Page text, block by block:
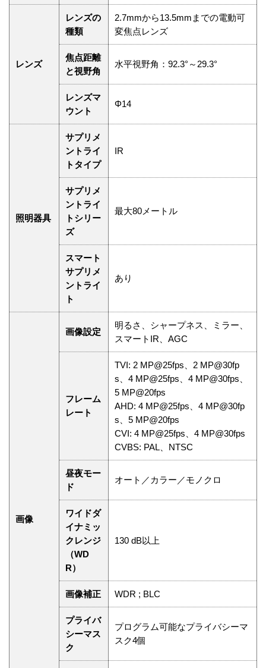
レンズ
レンズの
種類
2.7mmから13.5mmまでの電動可
変焦点レンズ
焦点距離
と視野角
水平視野角：92.3°～29.3°
レンズマ
ウント
Φ14
照明器具
サプリメ
ントライ
トタイプ
IR
サプリメ
ントライ
トシリー
ズ
最大80メートル
スマート
サプリメ
ントライ
ト
あり
画像
画像設定
明るさ、シャープネス、ミラー、
スマートIR、AGC
フレーム
レート
TVI: 2 MP@25fps、2 MP@30fp
s、4 MP@25fps、4 MP@30fps、
5 MP@20fps
AHD: 4 MP@25fps、4 MP@30fp
s、5 MP@20fps
CVI: 4 MP@25fps、4 MP@30fps
CVBS: PAL、NTSC
昼夜モー
ド
オート／カラー／モノクロ
ワイドダ
イナミッ
クレンジ
（WD
R）
130 dB以上
画像補正 WDR ; BLC
プライバ
シーマス
ク
プログラム可能なプライバシーマ
スク4個